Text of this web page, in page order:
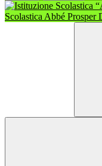
Scolastica Abbé Prosper